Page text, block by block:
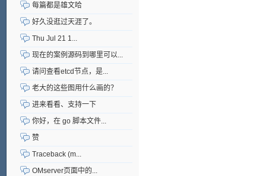
每篇都是雄文哈
好久没逛过天涯了。
Thu Jul 21 1...
现在的案例源码到哪里可以...
请问查看etcd节点，是...
老大的这些图用什么画的？
进来看看、支持一下
你好，在 go 脚本文件...
赞
Traceback (m...
OMserver页面中的...